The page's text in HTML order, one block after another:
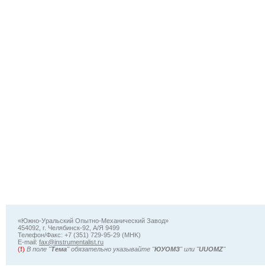
«Южно-Уральский Опытно-Механический Завод»
454092, г. Челябинск-92, А/Я 9499
Телефон/Факс: +7 (351) 729-95-29 (MHK)
Е-mail: fax@instrumentalist.ru
(!) В поле "Тема" обязательно указывайте "ЮУОМЗ" или "UUOMZ"